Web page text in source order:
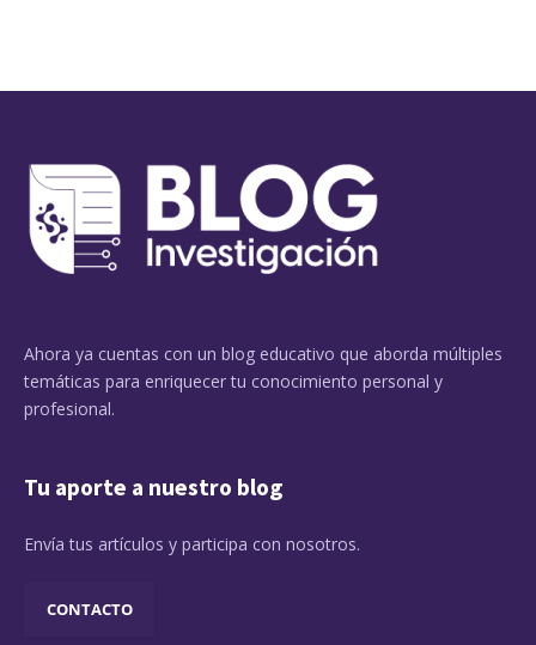
Ahora ya cuentas con un blog educativo que aborda múltiples
temáticas para enriquecer tu conocimiento personal y
profesional.
Tu aporte a nuestro blog
Envía tus artículos y participa con nosotros.
CONTACTO